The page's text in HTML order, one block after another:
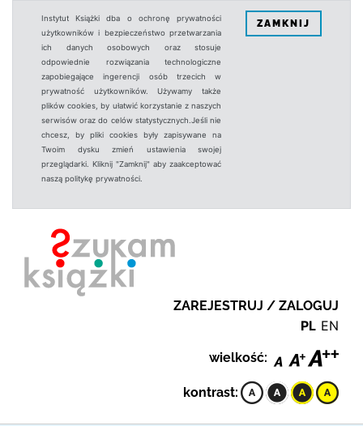
Instytut Książki dba o ochronę prywatności
użytkowników i bezpieczeństwo przetwarzania
ich danych osobowych oraz stosuje
odpowiednie rozwiązania technologiczne
zapobiegające ingerencji osób trzecich w
prywatność użytkowników. Używamy także
plików cookies, by ułatwić korzystanie z naszych
serwisów oraz do celów statystycznych.Jeśli nie
chcesz, by pliki cookies były zapisywane na
Twoim dysku zmień ustawienia swojej
przeglądarki. Kliknij "Zamknij" aby zaakceptować
naszą politykę prywatności.
ZAMKNIJ
ZAREJESTRUJ / ZALOGUJ
PL EN
wielkość:
kontrast: